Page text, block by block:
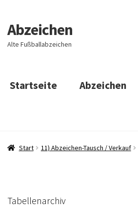
Zur
Navigation
springen
Zum
Inhalt
springen
Abzeichen
Alte Fußballabzeichen
Startseite Abzeichen
Start 11) Abzeichen-Tausch / Verkauf
Tabellenarchiv